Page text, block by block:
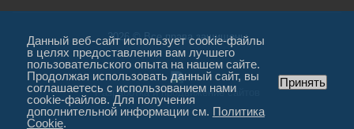
2026 © Все права защищены
Разработка и продвижение сайтов
Данный веб-сайт использует cookie-файлы
в целях предоставления вам лучшего
пользовательского опыта на нашем сайте.
Продолжая использовать данный сайт, вы
соглашаетесь с использованием нами
cookie-файлов. Для получения
дополнительной информации см. Политика
Cookie.
Принять